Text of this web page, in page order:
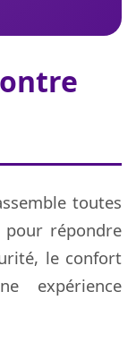
toutes
pour répondre
le confort
expérience